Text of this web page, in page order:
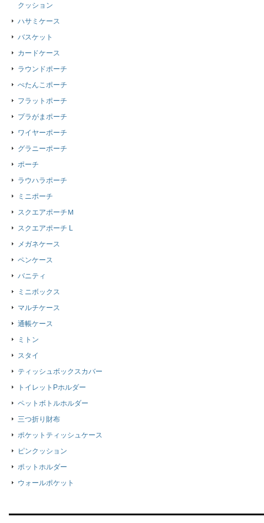
クッション
ハサミケース
バスケット
カードケース
ラウンドポーチ
ぺたんこポーチ
フラットポーチ
プラがまポーチ
ワイヤーポーチ
グラニーポーチ
ポーチ
ラウハラポーチ
ミニポーチ
スクエアポーチＭ
スクエアポーチ L
メガネケース
ペンケース
バニティ
ミニボックス
マルチケース
通帳ケース
ミトン
スタイ
ティッシュボックスカバー
トイレットPホルダー
ペットボトルホルダー
三つ折り財布
ポケットティッシュケース
ピンクッション
ポットホルダー
ウォールポケット